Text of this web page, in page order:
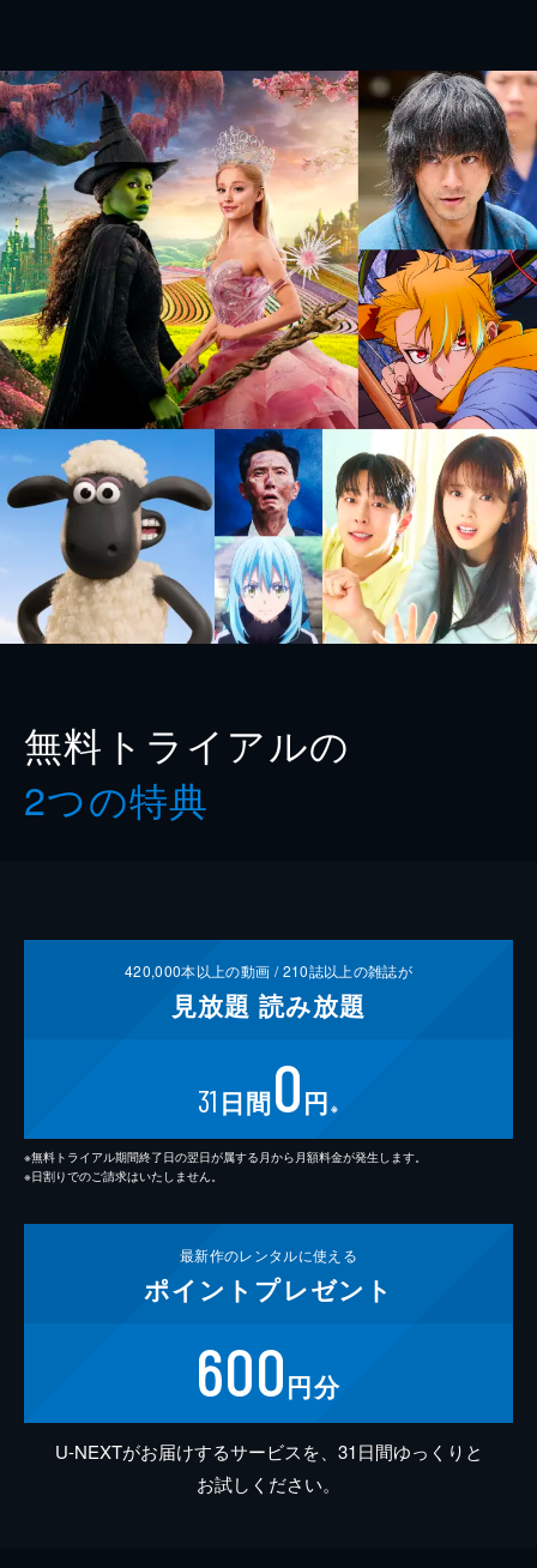
無料トライアルの
2つの特典
420,000本以上の動画 /210誌以上の雑誌が
見放題 読み放題
31 日間0円 ※
※無料トライアル期間終了日の翌日が属する月から月額料金が発生します。
※日割りでのご請求はいたしません。
最新作のレンタルに使える
ポイント プレゼント
600円分
U-NEXTがお届けするサービスを、31日間ゆっくりと
お試しください。